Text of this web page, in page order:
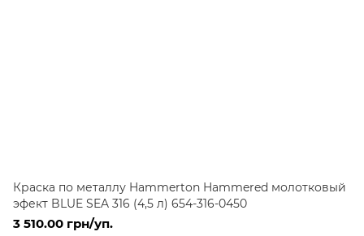
Краска по металлу Hammerton Hammered молотковый
эфект BLUE SEA 316 (4,5 л) 654-316-0450
3 510.00 грн/уп.